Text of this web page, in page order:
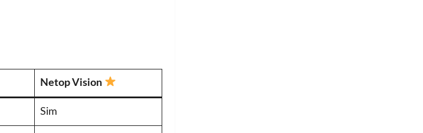
Netop Vision
Sim